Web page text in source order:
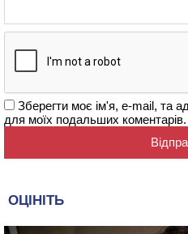
Зберегти моє ім'я, e-mail, та
для моїх подальших коментарів.